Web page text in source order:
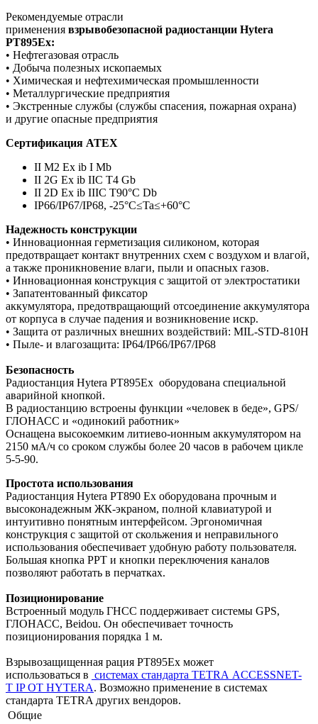
Рекомендуемые отрасли
применения взрывобезопасной радиостанции Hytera
PT895Ex:
• Нефтегазовая отрасль
• Добыча полезных ископаемых
• Химическая и нефтехимическая промышленности
• Металлургические предприятия
• Экстренные службы (службы спасения, пожарная охрана)
и другие опасные предприятия
Сертификация ATEX
II M2 Ex ib I Mb
II 2G Ex ib IIC T4 Gb
II 2D Ex ib IIIC T90°C Db
IP66/IP67/IP68, -25°C≤Ta≤+60°C
Надежность конструкции
• Инновационная герметизация силиконом, которая
предотвращает контакт внутренних схем с воздухом и влагой,
а также проникновение влаги, пыли и опасных газов.
• Инновационная конструкция с защитой от электростатики
• Запатентованный фиксатор
аккумулятора, предотвращающий отсоединение аккумулятора
от корпуса в случае падения и возникновение искр.
• Защита от различных внешних воздействий: MIL-STD-810H
• Пыле- и влагозащита: IP64/IP66/IP67/IP68
Безопасность
Радиостанция Hytera PT895Ex оборудована специальной
аварийной кнопкой.
В радиостанцию встроены функции «человек в беде», GPS/
ГЛОНАСС и «одинокий работник»
Оснащена высокоемким литиево-ионным аккумулятором на
2150 мА/ч со сроком службы более 20 часов в рабочем цикле
5-5-90.
Простота использования
Радиостанция Hytera PT890 Ex оборудована прочным и
высоконадежным ЖК-экраном, полной клавиатурой и
интуитивно понятным интерфейсом. Эргономичная
конструкция с защитой от скольжения и неправильного
использования обеспечивает удобную работу пользователя.
Большая кнопка PPT и кнопки переключения каналов
позволяют работать в перчатках.
Позиционирование
Встроенный модуль ГНСС поддерживает системы GPS,
ГЛОНАСС, Beidou. Он обеспечивает точность
позиционирования порядка 1 м.
Взрывозащищенная рация PT895Ex может
использоваться в системах стандарта TETRA ACCESSNET-
T IP ОТ HYTERA. Возможно применение в системах
стандарта TETRA других вендоров.
Общие